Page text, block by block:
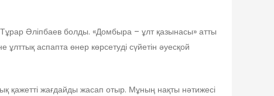
Тұрар Әліпбаев болды. «Домбыра – ұлт қазынасы» атты
аспапта өнер көрсетуді сүйетін әуесқой
қажетті жағдайды жасап отыр. Мұның нақты нәтижесі